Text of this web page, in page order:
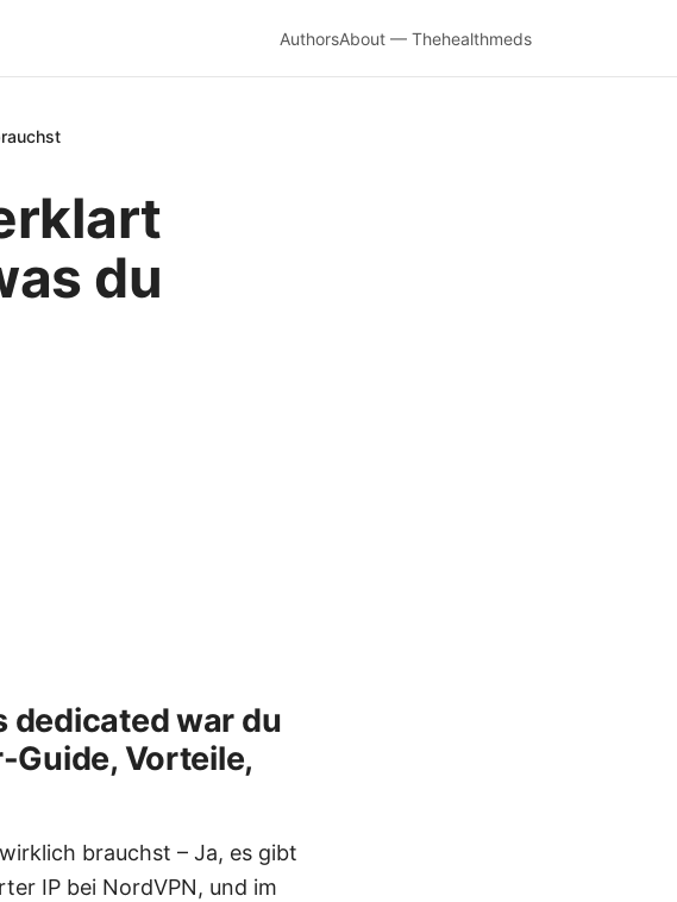
AuthorsAbout — Thehealthmeds
du
dedicated war du
Vorteile,
brauchst – Ja, es gibt
IP bei NordVPN, und im